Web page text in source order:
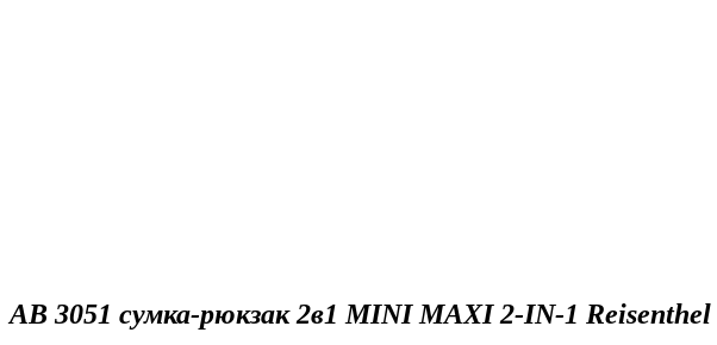
AB 3051 сумка-рюкзак 2в1 MINI MAXI 2-IN-1 Reisenthel